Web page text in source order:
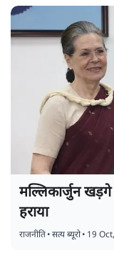
मल्लिकार्जुन
हराया
राजनीति•सत्य ब्यूरो• 19